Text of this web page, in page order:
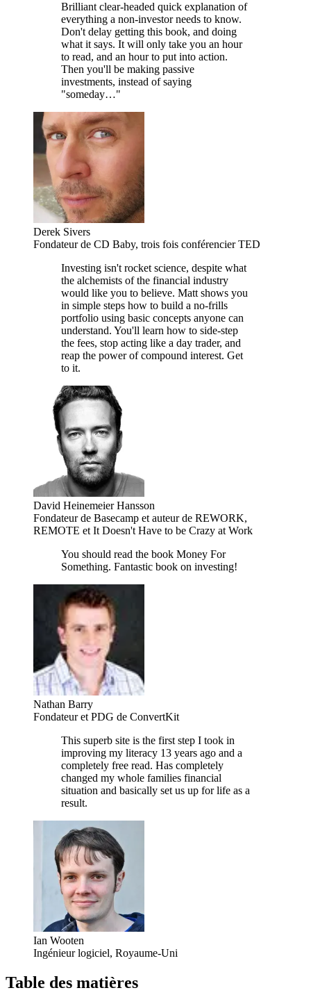
Brilliant clear-headed quick explanation of
everything a non-investor needs to know.
Don't delay getting this book, and doing
what it says. It will only take you an hour
to read, and an hour to put into action.
Then you'll be making passive
investments, instead of saying
"someday…"
Derek Sivers
Fondateur de CD Baby, trois fois conférencier TED
Investing isn't rocket science, despite what
the alchemists of the financial industry
would like you to believe. Matt shows you
in simple steps how to build a no-frills
portfolio using basic concepts anyone can
understand. You'll learn how to side-step
the fees, stop acting like a day trader, and
reap the power of compound interest. Get
to it.
David Heinemeier Hansson
Fondateur de Basecamp et auteur de REWORK,
REMOTE et It Doesn't Have to be Crazy at Work
You should read the book Money For
Something. Fantastic book on investing!
Nathan Barry
Fondateur et PDG de ConvertKit
This superb site is the first step I took in
improving my literacy 13 years ago and a
completely free read. Has completely
changed my whole families financial
situation and basically set us up for life as a
result.
Ian Wooten
Ingénieur logiciel, Royaume-Uni
Table des matières